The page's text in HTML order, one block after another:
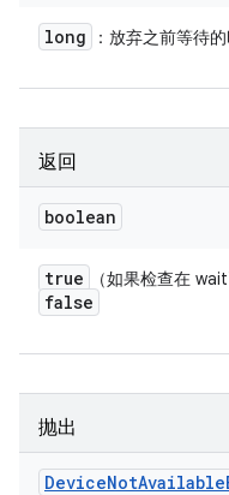
long ：放弃之前等待
返回
boolean
true （如果检查在
false
抛出
DeviceNotAvailable